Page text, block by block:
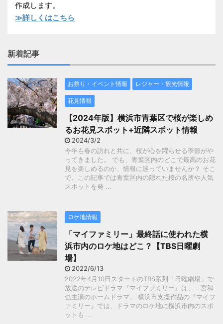
作成します。
≫詳しくはこちら
新着記事
お祭り・イベント情報 レジャー・観光情報
花見情報
【2024年版】横浜市青葉区で桜が楽しめ
るお花見スポット+近隣スポット情報
2024/3/2
今年も春の訪れと共に、桜が心を躍らせる季節がや
ってきました。 でも、青葉区内のどこで最高のお花
見を楽しめるのか、情報に迷っていませんか？ そこ
で、この記事では青葉区内の隠れた桜の名所や人気
スポットを発 ...
ロケ地情報
「マイファミリー」最終話に使われた横
浜市内のロケ地はどこ？【TBS日曜劇
場】
2022/6/13
2022年4月10日スタートのTBS系列「日曜劇場」で
放送のテレビドラマ『マイファミリー』は、二宮和
也主演のホームドラマ。 横浜市支援作品の『マイフ
ァミリー』では、ドラマのロケ地に横浜市内のスポ
ットも ...